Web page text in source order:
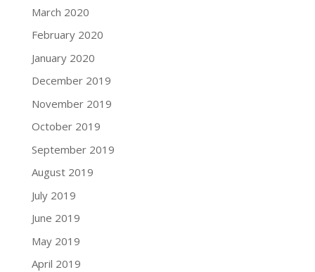
March 2020
February 2020
January 2020
December 2019
November 2019
October 2019
September 2019
August 2019
July 2019
June 2019
May 2019
April 2019